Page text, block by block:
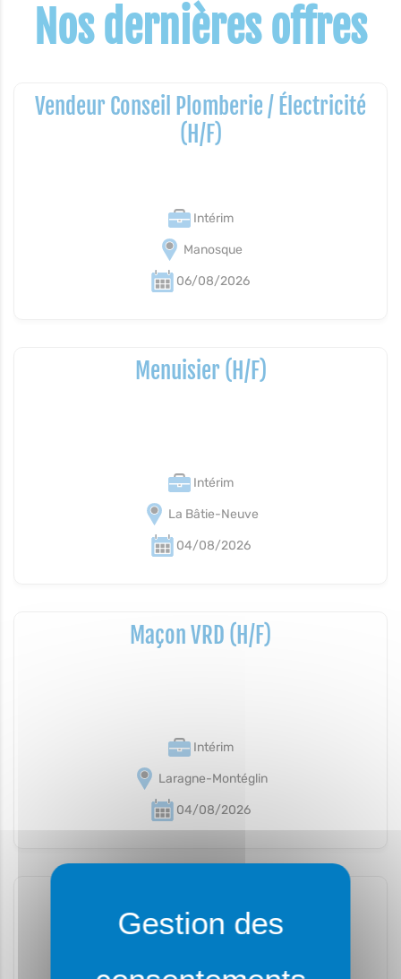
Nos dernières offres
Vendeur Conseil Plomberie / Électricité
(H/F)
Intérim
Manosque
06/08/2026
Menuisier (H/F)
Intérim
La Bâtie-Neuve
04/08/2026
Maçon VRD (H/F)
Intérim
Laragne-Montéglin
04/08/2026